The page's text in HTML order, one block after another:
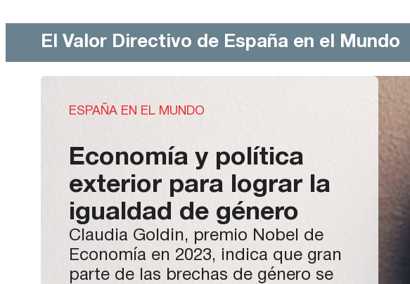
El Valor Directivo de España en el Mundo
ESPAÑA EN EL MUNDO
Economía y política
exterior para lograr la
igualdad de género
Claudia Goldin, premio Nobel de
Economía en 2023, indica que gran
parte de las brechas de género se